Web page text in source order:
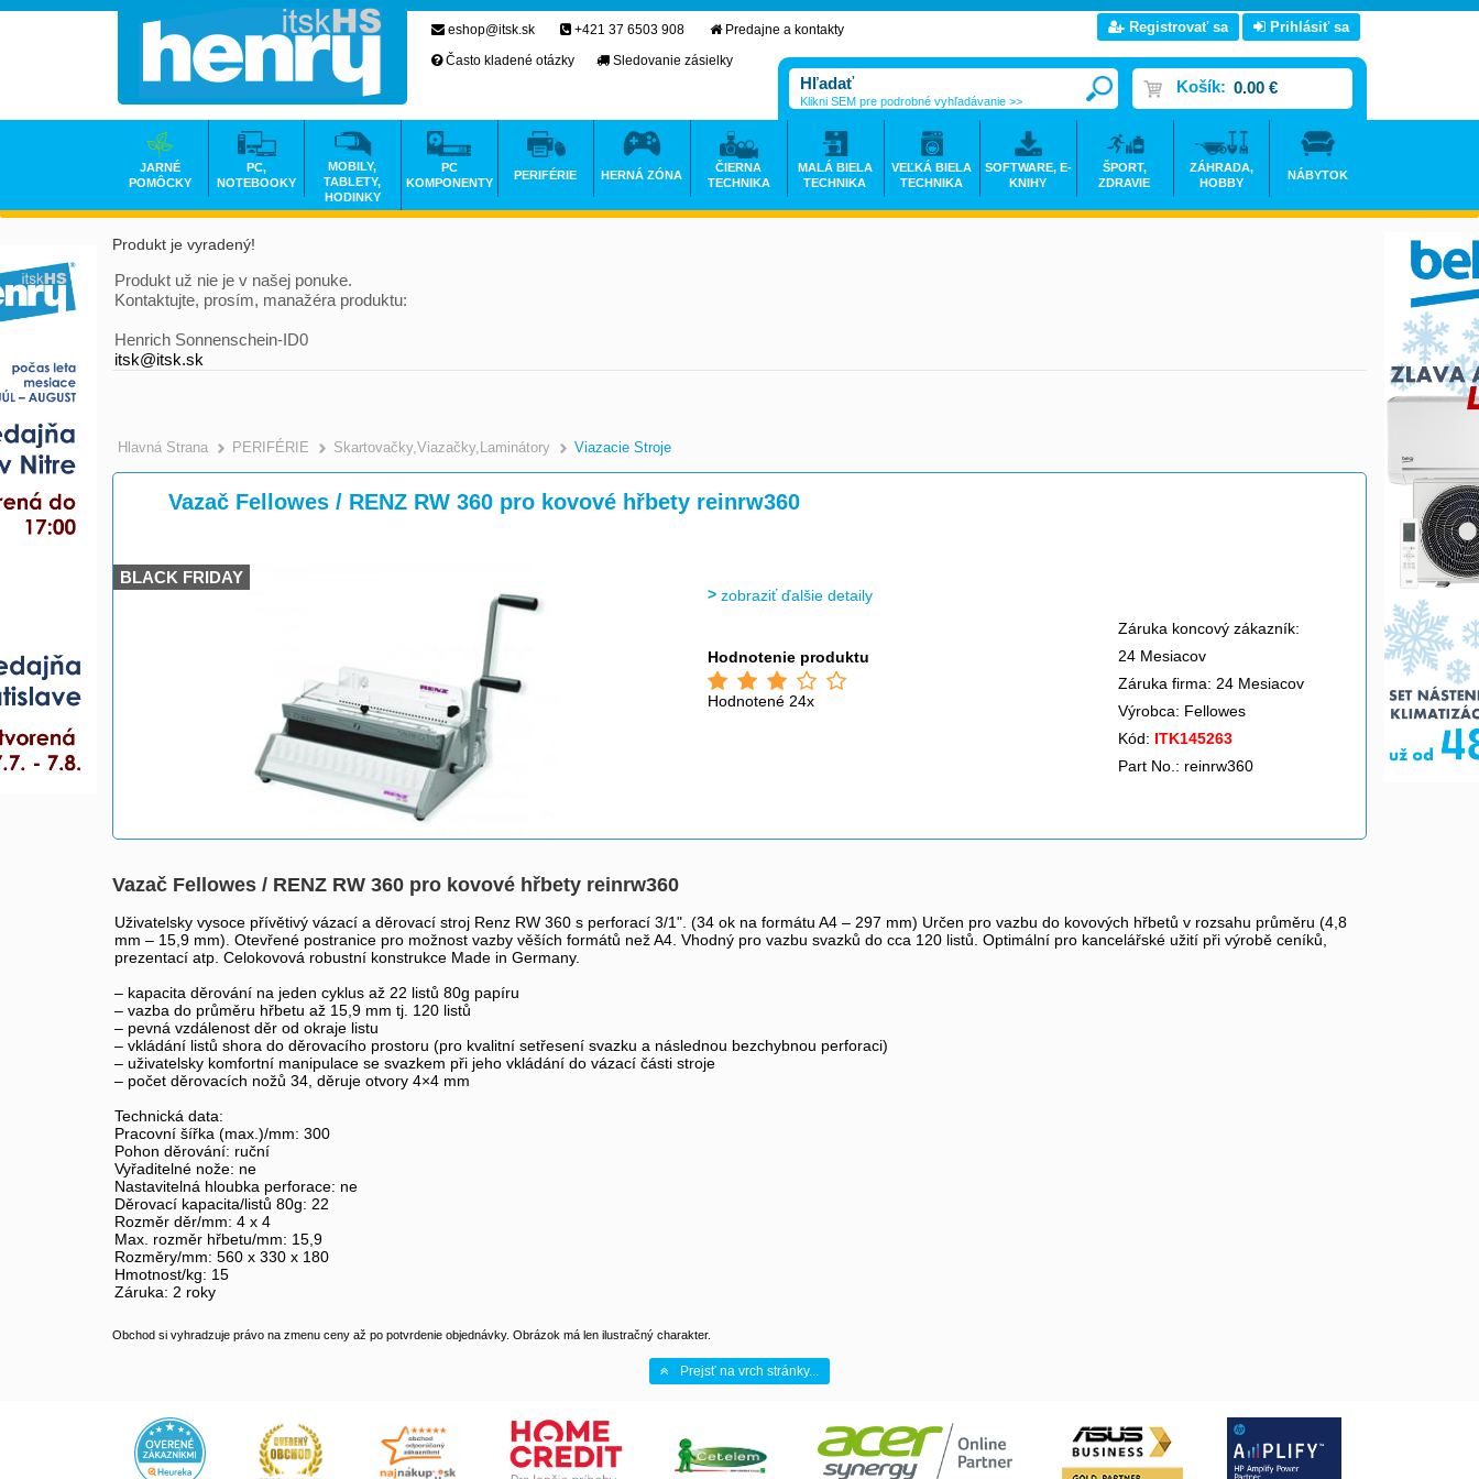
Produkt je vyradený!
Produkt už nie je v našej ponuke.
Kontaktujte, prosím, manažéra produktu:
Henrich Sonnenschein-ID0
itsk@itsk.sk
Hlavná Strana >
PERIFÉRIE >
Skartovačky,Viazačky,Laminátory >
Viazacie Stroje
Vazač Fellowes / RENZ RW 360 pro kovové hřbety reinrw360
BLACK FRIDAY
zobraziť ďalšie detaily
Hodnotenie produktu
Hodnotené 24x
Záruka koncový zákazník:
24 Mesiacov
Záruka firma: 24 Mesiacov
Výrobca: Fellowes
Kód: ITK145263
Part No.: reinrw360
Vazač Fellowes / RENZ RW 360 pro kovové hřbety reinrw360
Uživatelsky vysoce přívětivý vázací a děrovací stroj Renz RW 360 s perforací 3/1". (34 ok na formátu A4 – 297 mm) Určen pro vazbu do kovových hřbetů v rozsahu průměru (4,8
mm – 15,9 mm). Otevřené postranice pro možnost vazby věších formátů než A4. Vhodný pro vazbu svazků do cca 120 listů. Optimální pro kancelářské užití při výrobě ceníků,
prezentací atp. Celokovová robustní konstrukce Made in Germany.
– kapacita děrování na jeden cyklus až 22 listů 80g papíru
– vazba do průměru hřbetu až 15,9 mm tj. 120 listů
– pevná vzdálenost děr od okraje listu
– vkládání listů shora do děrovacího prostoru (pro kvalitní setřesení svazku a následnou bezchybnou perforaci)
– uživatelsky komfortní manipulace se svazkem při jeho vkládání do vázací části stroje
– počet děrovacích nožů 34, děruje otvory 4×4 mm
Technická data:
Pracovní šířka (max.)/mm: 300
Pohon děrování: ruční
Vyřaditelné nože: ne
Nastavitelná hloubka perforace: ne
Děrovací kapacita/listů 80g: 22
Rozměr děr/mm: 4 x 4
Max. rozměr hřbetu/mm: 15,9
Rozměry/mm: 560 x 330 x 180
Hmotnost/kg: 15
Záruka: 2 roky
Obchod si vyhradzuje právo na zmenu ceny až po potvrdenie objednávky. Obrázok má len ilustračný charakter.
Prejsť na vrch stránky...
eshop@itsk.sk +421 37 6503 908
Predajne a kontakty
Často kladené otázky
Sledovanie zásielky
Registrovať sa Prihlásiť sa
Košík: 0.00 €
Klikni SEM pre podrobné vyhľadávanie >>
JARNÉ
POMÔCKY
PC,
NOTEBOOKY
MOBILY,
TABLETY,
HODINKY
PC
KOMPONENTY
PERIFÉRIE HERNÁ ZÓNA
ČIERNA
TECHNIKA
MALÁ BIELA
TECHNIKA
VEĽKÁ BIELA
TECHNIKA
SOFTWARE, E-
KNIHY
ŠPORT,
ZDRAVIE
ZÁHRADA,
HOBBY
NÁBYTOK